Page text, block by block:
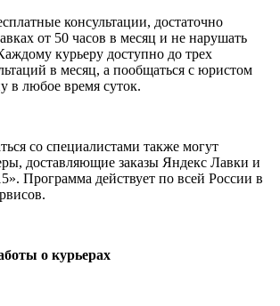
консультации, достаточно
от 50 часов в месяц и не нарушать
курьеру доступно до трех
в месяц, а пообщаться с юристом
в любое время суток.
со специалистами также могут
доставляющие заказы Яндекс Лавки и
». Программа действует по всей России в
о курьерах